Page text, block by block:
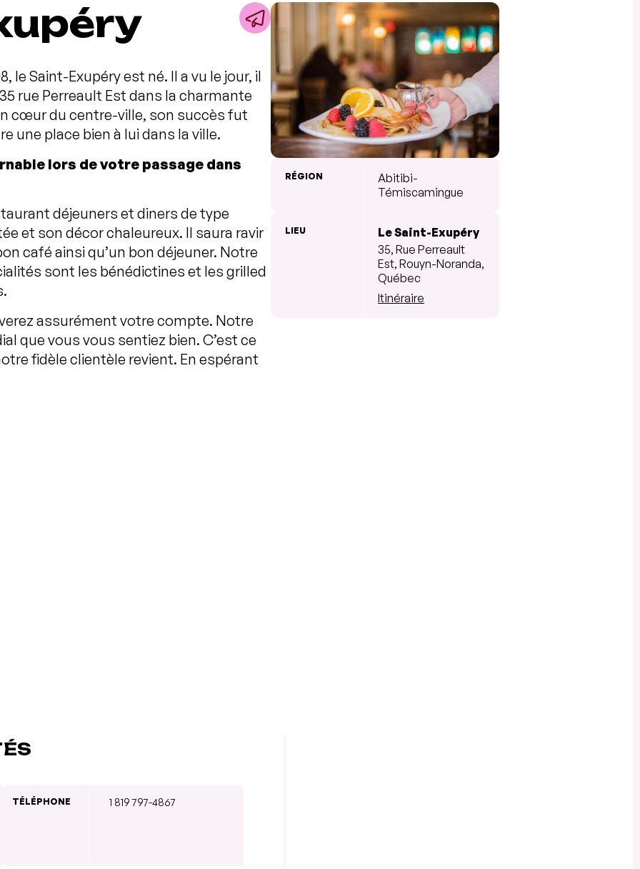
le Saint-Exupéry est né. Il a vu le jour, il
rue Perreault Est dans la charmante
cœur du centre-ville, son succès fut
une place bien à lui dans la ville.
lors de votre passage dans
déjeuners et diners de type
et son décor chaleureux. Il saura ravir
café ainsi qu’un bon déjeuner. Notre
sont les bénédictines et les grilled
assurément votre compte. Notre
que vous vous sentiez bien. C’est ce
fidèle clientèle revient. En espérant
RÉGION
Abitibi-
Témiscamingue
LIEU
Le Saint-Exupéry
35, Rue Perreault
Est, Rouyn-Noranda,
Québec
Itinéraire
TÉLÉPHONE 1 819 797-4867